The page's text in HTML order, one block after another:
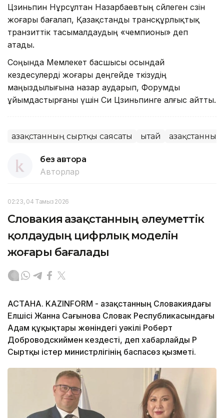
Цзиньпин Нұрсұлтан Назарбаевтың сөйлеген сөзін
жоғары бағалап, Қазақстанды трансқұрлықтық
транзиттік тасымалдаудың «чемпионы» деп
атады.
Соңында Мемлекет басшысы осындай
кездесулерді жоғары деңгейде өткізудің
маңыздылығына назар аударып, Форумды
ұйымдастырғаны үшін Си Цзиньпинге алғыс айтты.
Қазақстанның сыртқы саясаты Қытай
без автора
Авторлар
02:23, 04 Тамыз 2026
Словакия Қазақстанның әлеуметтік
қолдаудың цифрлық моделін
жоғары бағалады
АСТАНА. KAZINFORM - Қазақстанның Словакиядағы
Елшісі Жанна Сағынова Словак Республикасындағы
Адам құқықтары жөніндегі уәкілі Роберт
Доброводскиймен кездесті, деп хабарлайды ҚР
Сыртқы істер министрлігінің баспасөз қызметі.